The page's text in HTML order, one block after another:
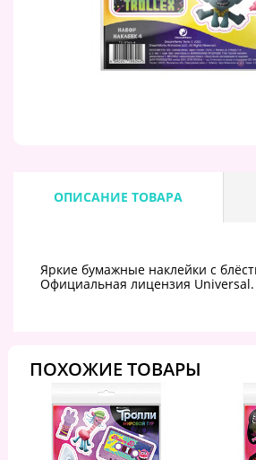
ОПИСАНИЕ ТОВАРА
Яркие бумажные наклейки с
Официальная лицензия Universal.
ПОХОЖИЕ ТОВАРЫ